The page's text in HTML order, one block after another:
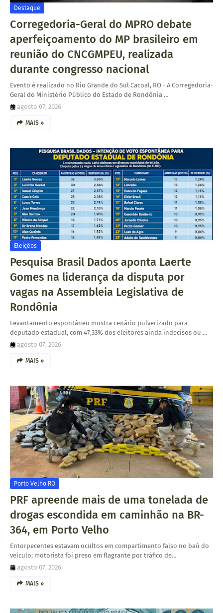
Destaque
Corregedoria-Geral do MPRO debate
aperfeiçoamento do MP brasileiro em
reunião do CNCGMPEU, realizada
durante congresso nacional
Evento é realizado no Rio Grande do Sul Cacoal, RO - A Corregedoria-
Geral do Ministério Público do Estado de Rondônia …
agosto 07, 2026
MAIS »
Eleiçêos
Pesquisa Brasil Dados aponta Laerte
Gomes na liderança da disputa por
vagas na Assembleia Legislativa de
Rondônia
Levantamento espontâneo mostra cenário pulverizado para
deputado estadual, com 47,33% dos eleitores ainda indecisos ou …
agosto 07, 2026
MAIS »
Porto Velho RO
PRF apreende mais de uma tonelada de
drogas escondida em caminhão na BR-
364, em Porto Velho
Entorpecentes estavam ocultos em compartimento falso no baú do
veículo; motorista foi preso em flagrante por tráfico de…
agosto 07, 2026
MAIS »